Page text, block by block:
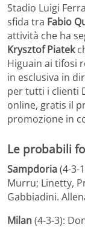
Stadio Luigi
sfida tra Fabio
attività che ha
Krysztof Piatek
Higuain ai tifosi
in esclusiva in
per tutti i clienti
online, gratis il
promozione in
Le probabili
Sampdoria(4-3-
Murru; Linetty,
Gabbiadini.
Milan(4-3-3):